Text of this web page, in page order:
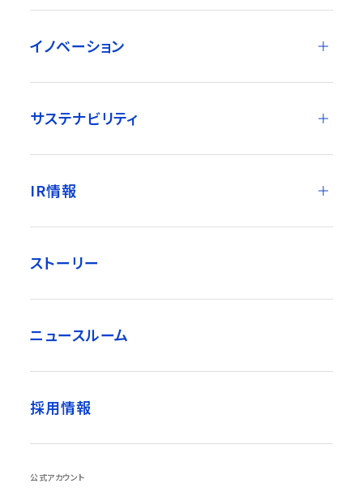
イノベーション
サステナビリティ
IR情報
ストーリー
ニュースルーム
採用情報
公式アカウント